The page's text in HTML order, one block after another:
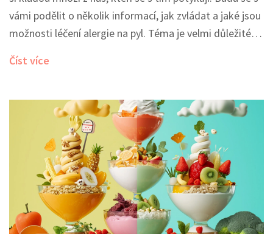
vámi podělit o několik informací, jak zvládat a jaké jsou
možnosti léčení alergie na pyl. Téma je velmi důležité,
může čekat. Tak se mi připojte a dozvíme se více o
Číst více